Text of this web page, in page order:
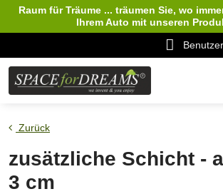
Raum für Träume ... träumen Sie, wo
Ihrem Auto mit unseren
Zurück
zusätzliche Schicht -
3 cm